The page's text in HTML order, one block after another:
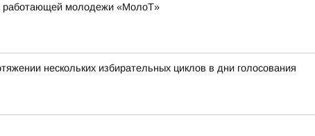
работающей молодежи «МолоТ»
нескольких избирательных циклов в дни голосования